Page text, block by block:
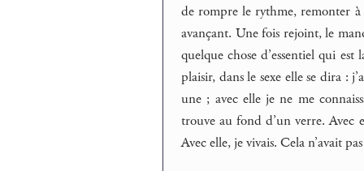
de rompre le rythme, remonter à
avançant. Une fois rejoint, le
quelque chose d’essentiel qui
plaisir, dans le sexe elle se dira :
une ; avec elle je ne me
trouve au fond d’un verre. Avec
Avec elle, je vivais. Cela n’avait